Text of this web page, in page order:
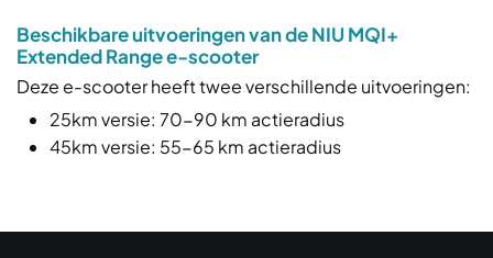
Beschikbare uitvoeringen van de NIU MQI+
Extended Range e-scooter
Deze e-scooter heeft twee verschillende uitvoeringen:
25km versie: 70-90 km actieradius
45km versie: 55-65 km actieradius